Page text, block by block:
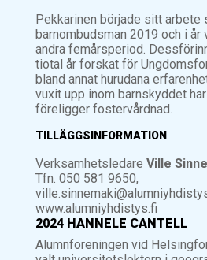
Pekkarinen började sitt arbete
barnombudsman 2019 och i år
andra femårsperiod.
tiotal år forskat för
bland annat hurudana
vuxit upp inom barnskyddet
föreligger fostervårdnad.
TILLÄGGSINFORMATION
Verksamhetsledare Ville
Tfn. 050 581 9650,
www.alumniyhdistys.fi
2024 HANNELE CANTELL
Alumnföreningen vid